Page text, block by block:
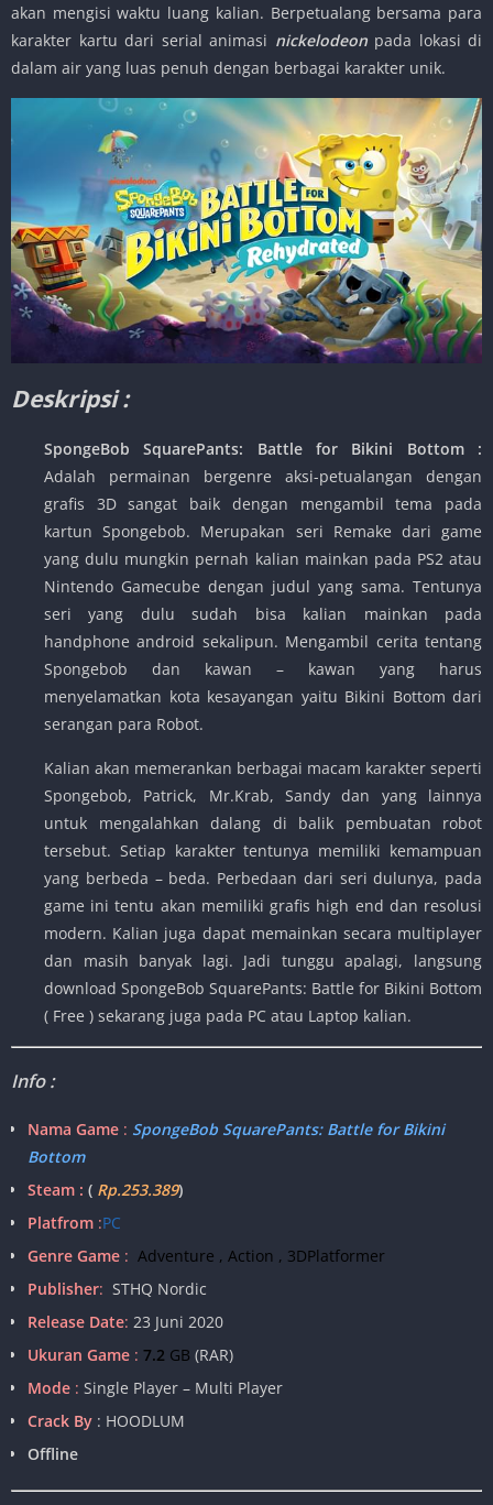
akan mengisi waktu luang kalian. Berpetualang bersama para
karakter kartu dari serial animasi nickelodeon pada lokasi di
dalam air yang luas penuh dengan berbagai karakter unik.
Deskripsi :
SpongeBob SquarePants: Battle for Bikini Bottom :
Adalah permainan bergenre aksi-petualangan dengan
grafis 3D sangat baik dengan mengambil tema pada
kartun Spongebob. Merupakan seri Remake dari game
yang dulu mungkin pernah kalian mainkan pada PS2 atau
Nintendo Gamecube dengan judul yang sama. Tentunya
seri yang dulu sudah bisa kalian mainkan pada
handphone android sekalipun. Mengambil cerita tentang
Spongebob dan kawan – kawan yang harus
menyelamatkan kota kesayangan yaitu Bikini Bottom dari
serangan para Robot.
Kalian akan memerankan berbagai macam karakter seperti
Spongebob, Patrick, Mr.Krab, Sandy dan yang lainnya
untuk mengalahkan dalang di balik pembuatan robot
tersebut. Setiap karakter tentunya memiliki kemampuan
yang berbeda – beda. Perbedaan dari seri dulunya, pada
game ini tentu akan memiliki grafis high end dan resolusi
modern. Kalian juga dapat memainkan secara multiplayer
dan masih banyak lagi. Jadi tunggu apalagi, langsung
download SpongeBob SquarePants: Battle for Bikini Bottom
( Free ) sekarang juga pada PC atau Laptop kalian.
Info :
Nama Game : SpongeBob SquarePants: Battle for Bikini
Bottom
Steam : ( Rp.253.389)
Platfrom :PC
Genre Game : Adventure , Action , 3DPlatformer
Publisher: STHQ Nordic
Release Date: 23 Juni 2020
Ukuran Game : 7.2 GB (RAR)
Mode : Single Player – Multi Player
Crack By : HOODLUM
Offline